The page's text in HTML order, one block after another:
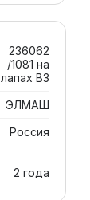
236062
/1081 на
лапах В3
ЭЛМАШ
Россия
2 года